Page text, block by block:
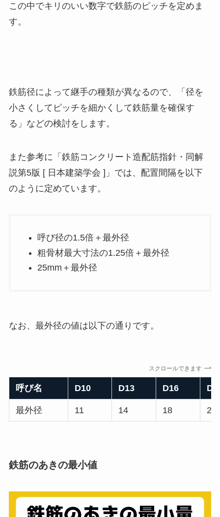
この中でキリのいい数字で鉄筋のピッチを定めま
す。
鉄筋径によって継手の種類が異なるので、「径を
小さくしてピッチを細かくして鉄筋量を確保す
る」などの検討をします。
また参考に「鉄筋コンクリート造配筋指針・同解
説第5版 [ 日本建築学会 ]」では、配置間隔を以下
のように定めています。
呼び径の1.5倍＋最外径
粗骨材最大寸法の1.25倍＋最外径
25mm＋最外径
なお、最外径の値は以下の通りです。
スクロールできます
呼び名 D10 D13 D16
最外径 11 14 18 21
鉄筋のあきの最小値